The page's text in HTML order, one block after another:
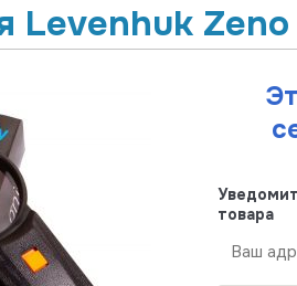
Levenhuk Zeno
товара